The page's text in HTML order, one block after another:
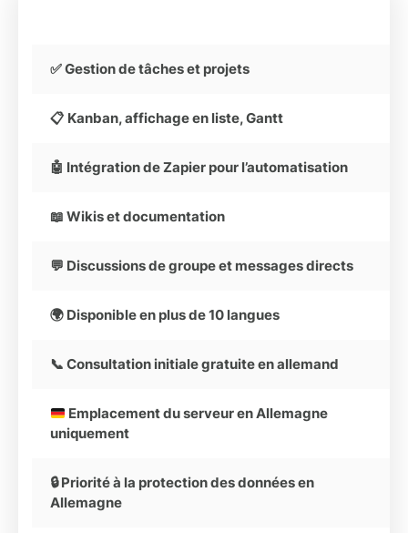
✅ Gestion de tâches et projets
📋 Kanban, affichage en liste, Gantt
🤖 Intégration de Zapier pour l’automatisation
📖 Wikis et documentation
💬 Discussions de groupe et messages directs
🌍 Disponible en plus de 10 langues
📞 Consultation initiale gratuite en allemand
Emplacement du serveur en Allemagne
uniquement
🔒 Priorité à la protection des données en
Allemagne